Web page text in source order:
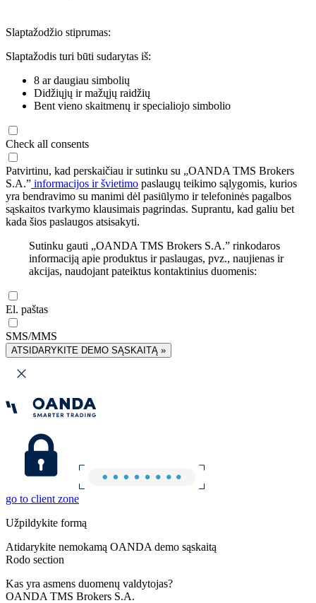
Slaptažodžio stiprumas:
Slaptažodis turi būti sudarytas iš:
8 ar daugiau simbolių
Didžiųjų ir mažųjų raidžių
Bent vieno skaitmenų ir specialiojo simbolio
Check all consents
Patvirtinu, kad perskaičiau ir sutinku su „OANDA TMS Brokers
S.A.” informacijos ir švietimo paslaugų teikimo sąlygomis, kurios
yra bendravimo su manimi dėl pasiūlymo ir telefoninės pagalbos
sąskaitos tvarkymo klausimais pagrindas. Suprantu, kad galiu bet
kada šios paslaugos atsisakyti.
Sutinku gauti „OANDA TMS Brokers S.A.” rinkodaros
informaciją apie produktus ir paslaugas, pvz., naujienas ir
akcijas, naudojant pateiktus kontaktinius duomenis:
El. paštas
SMS/MMS
ATSIDARYKITE DEMO SĄSKAITĄ »
go to client zone
Užpildykite formą
Atidarykite nemokamą OANDA demo sąskaitą
Rodo section
Kas yra asmens duomenų valdytojas?
OANDA TMS Brokers S.A.